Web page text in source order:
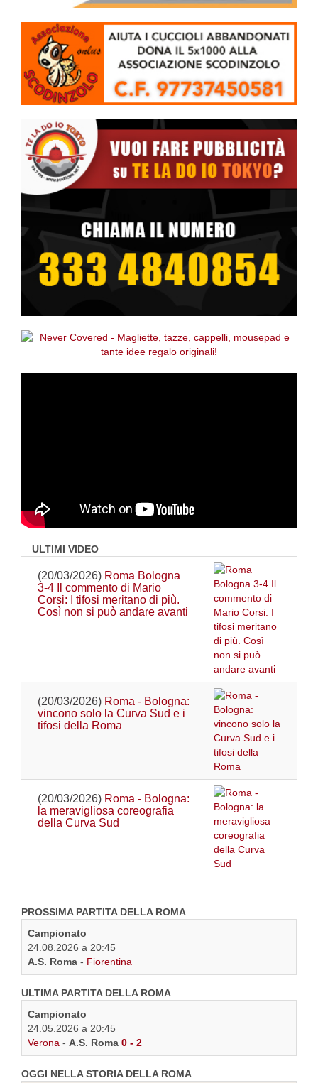
ULTIMI VIDEO
(20/03/2026) Roma Bologna
3-4 Il commento di Mario
Corsi: I tifosi meritano di più.
Così non si può andare avanti
(20/03/2026) Roma - Bologna:
vincono solo la Curva Sud e i
tifosi della Roma
(20/03/2026) Roma - Bologna:
la meravigliosa coreografia
della Curva Sud
PROSSIMA PARTITA DELLA ROMA
Campionato
24.08.2026 a 20:45
A.S. Roma - Fiorentina
ULTIMA PARTITA DELLA ROMA
Campionato
24.05.2026 a 20:45
Verona - A.S. Roma 0 - 2
OGGI NELLA STORIA DELLA ROMA